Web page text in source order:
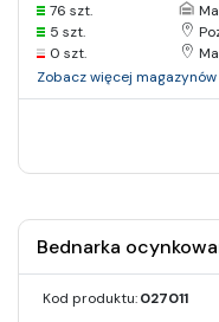
76 szt.
5 szt.
0 szt.
Zobacz więcej
Bednarka
Kod produktu:027011